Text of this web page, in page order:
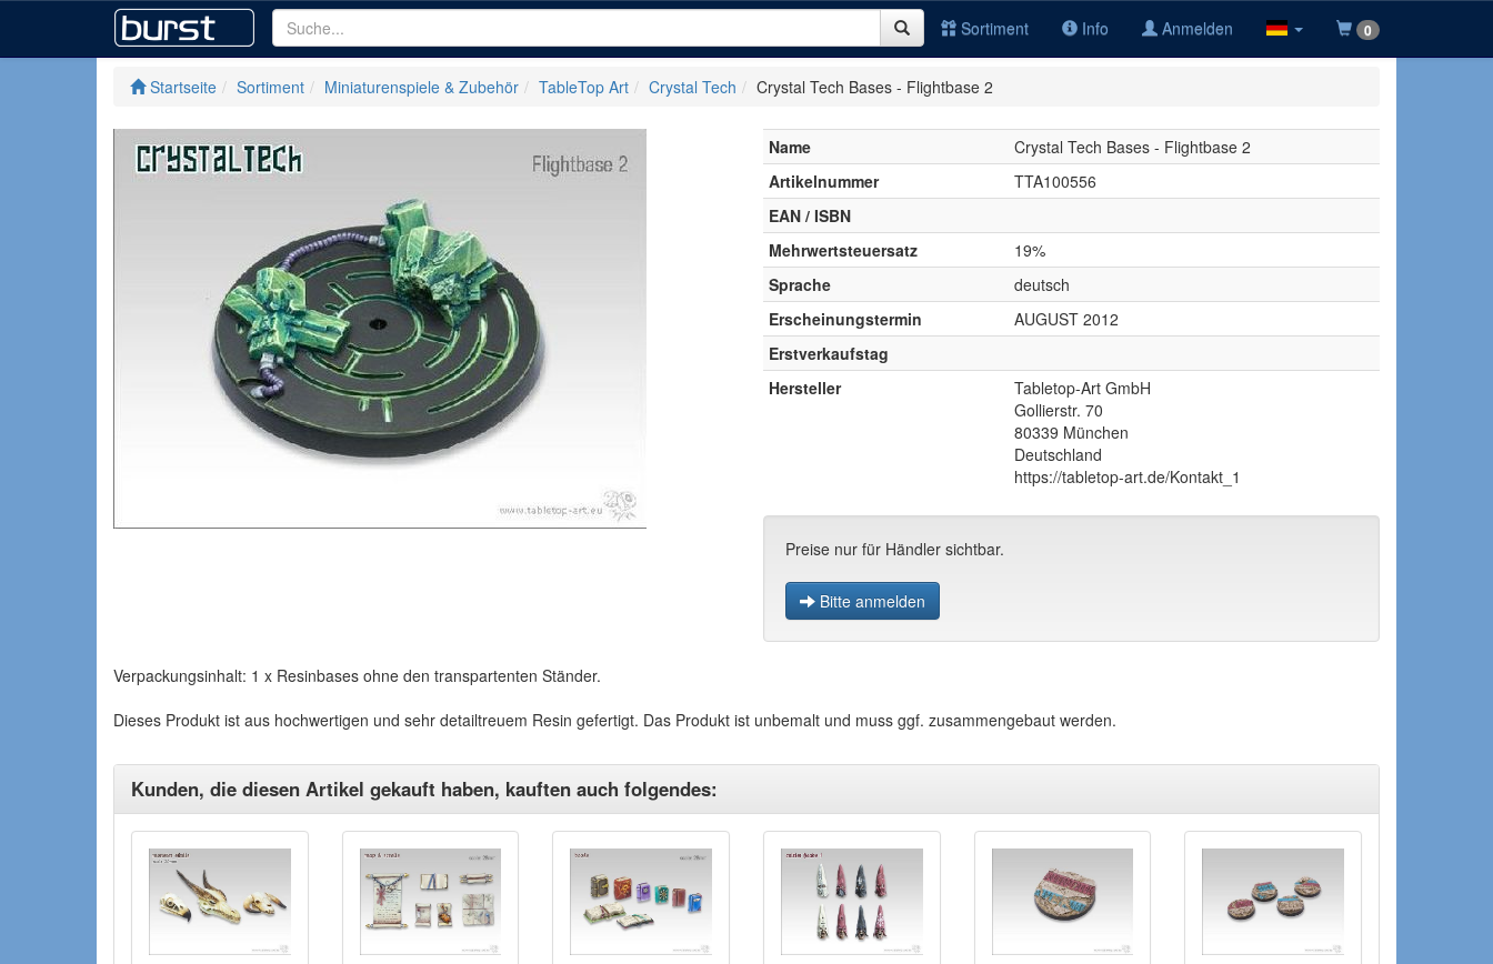
Sortiment Info Anmelden 0
Startseite Sortiment Miniaturenspiele & Zubehör TableTop Art Crystal Tech Crystal Tech Bases - Flightbase 2
Name
Crystal Tech Bases - Flightbase 2
Artikelnummer
TTA100556
EAN / ISBN
Mehrwertsteuersatz
19%
Sprache
deutsch
Erscheinungstermin
AUGUST 2012
Erstverkaufstag
Hersteller
Tabletop-Art GmbH
Gollierstr. 70
80339 München
Deutschland
https://tabletop-art.de/Kontakt_1
Preise nur für Händler sichtbar.
Bitte anmelden
Verpackungsinhalt: 1 x Resinbases ohne den transpartenten Ständer.
Dieses Produkt ist aus hochwertigen und sehr detailtreuem Resin gefertigt. Das Produkt ist unbemalt und muss ggf. zusammengebaut werden.
Kunden, die diesen Artikel gekauft haben, kauften auch folgendes: